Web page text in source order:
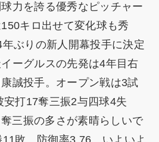
力を誇る優秀なピッチャー
キロ出せて変化球も秀
ぶりの新人開幕投手に決定
ーグルスの先発は4年目右
誠投手。オープン戦は3試
打17奪三振2与四球4失
三振の多さが素晴らしいで